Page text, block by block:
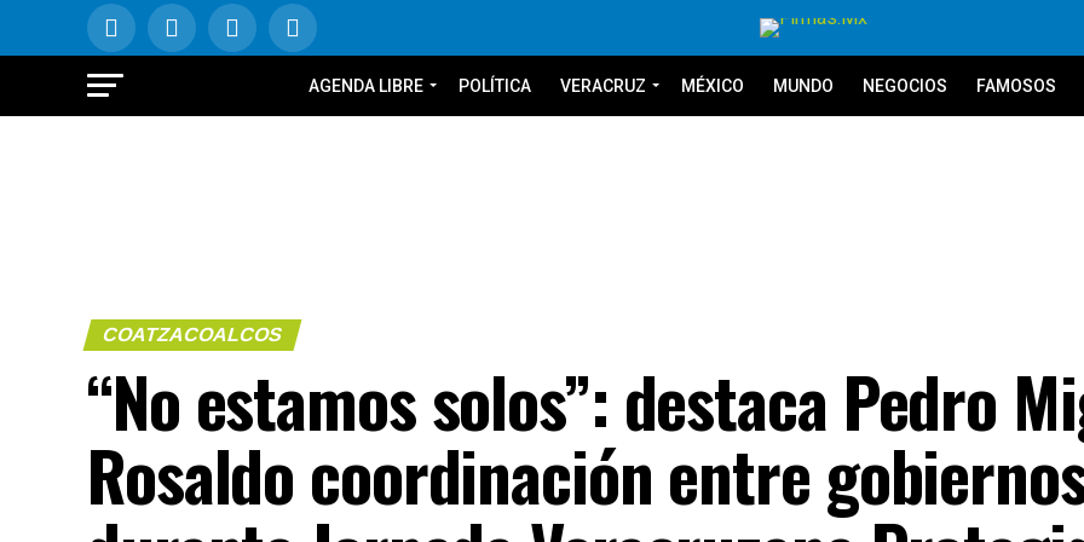
AGENDA LIBRE POLÍTICA VERACRUZ MÉXICO MUNDO NEGOCIOS FAMOSOS
COATZACOALCOS
“No estamos solos”: destaca Pedro
Rosaldo coordinación entre